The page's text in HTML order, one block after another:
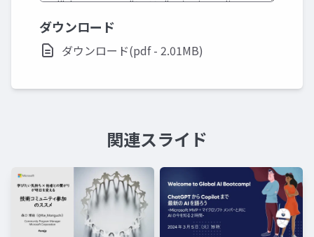
ダウンロード
ダウンロード(pdf - 2.01MB)
関連スライド